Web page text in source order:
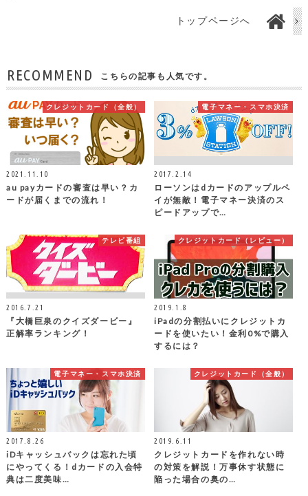
トップページへ
RECOMMEND こちらの記事も人気です。
クレジットカード（全般）
2021.11.10
au payカードの審査は早い？カ
ードが届くまでの流れ！
電子マネー・スマホ決済
2017.2.14
ローソンはdカードのアップルペ
イが無敵！電子マネー決済のス
ピードアップで…
テレビ番組
2016.7.21
『大橋巨泉のクイズダービー』
正解率ランキング！
クレジットカード（レビュー）
2019.1.8
iPadの分割払いにクレジットカ
ードを使いたい！金利0%で購入
するには？
電子マネー・スマホ決済
2017.8.26
iDキャッシュバックは忘れた頃
にやってくる！dカードの入会特
典は二度美味…
クレジットカード（全般）
2019.6.11
クレジットカードを作れない時
の対策を解説！万事休す状態に
陥った場合の奥の…